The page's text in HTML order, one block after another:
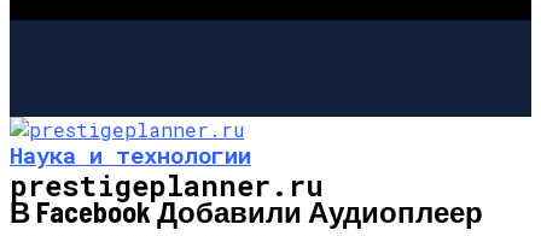
prestigeplanner.ru
Наука и технологии
В Facebook Добавили Аудиоплеер